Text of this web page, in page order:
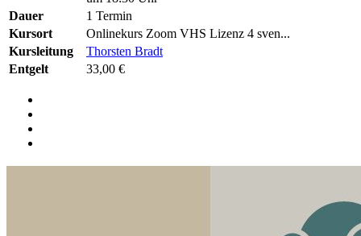
Dauer
1 Termin
Kursort
Onlinekurs Zoom VHS Lizenz 4 sven...
Kursleitung
Thorsten Bradt
Entgelt
33,00 €